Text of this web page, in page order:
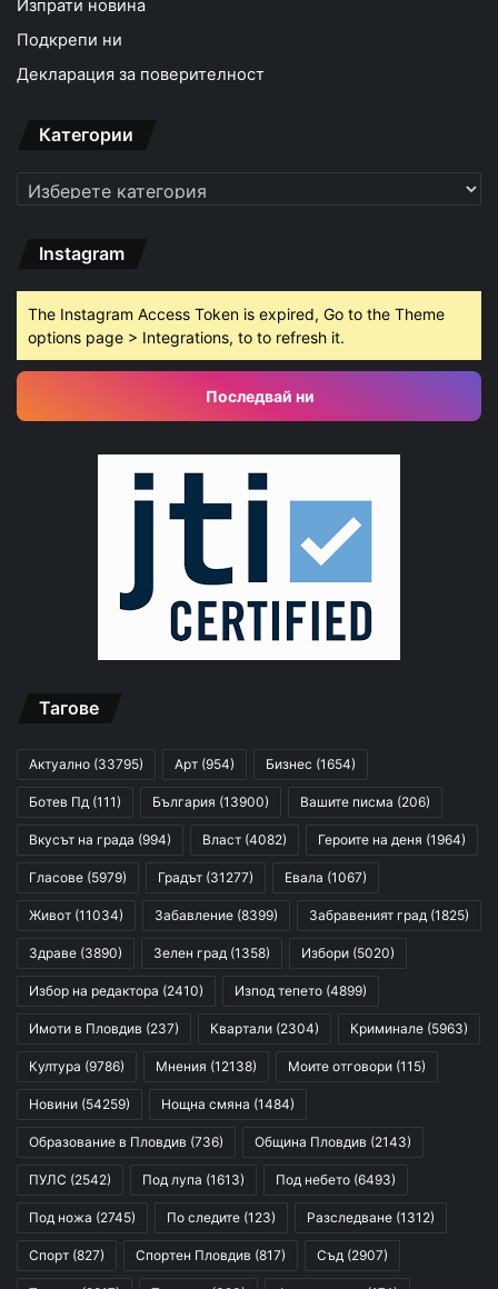
Изпрати новина
Подкрепи ни
Декларация за поверителност
Категории
Категории
Instagram
The Instagram Access Token is expired, Go to the Theme
options page > Integrations, to to refresh it.
Последвай ни
Тагове
Актуално (33795) Арт (954) Бизнес (1654)
Ботев Пд (111) България (13900) Вашите писма (206)
Вкусът на града (994) Власт (4082) Героите на деня (1964)
Гласове (5979) Градът (31277) Евала (1067)
Живот (11034) Забавление (8399) Забравеният град (1825)
Здраве (3890) Зелен град (1358) Избори (5020)
Избор на редактора (2410) Изпод тепето (4899)
Имоти в Пловдив (237) Квартали (2304) Криминале (5963)
Култура (9786) Мнения (12138) Моите отговори (115)
Новини (54259) Нощна смяна (1484)
Образование в Пловдив (736) Община Пловдив (2143)
ПУЛС (2542) Под лупа (1613) Под небето (6493)
Под ножа (2745) По следите (123) Разследване (1312)
Спорт (827) Спортен Пловдив (817) Съд (2907)